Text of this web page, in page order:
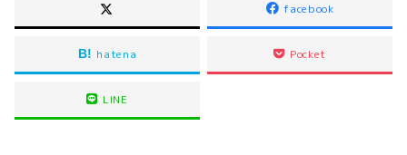
facebook
hatena Pocket
LINE